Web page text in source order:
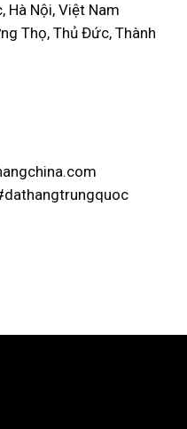
Hà Nội, Việt Nam
Thọ, Thủ Đức, Thành